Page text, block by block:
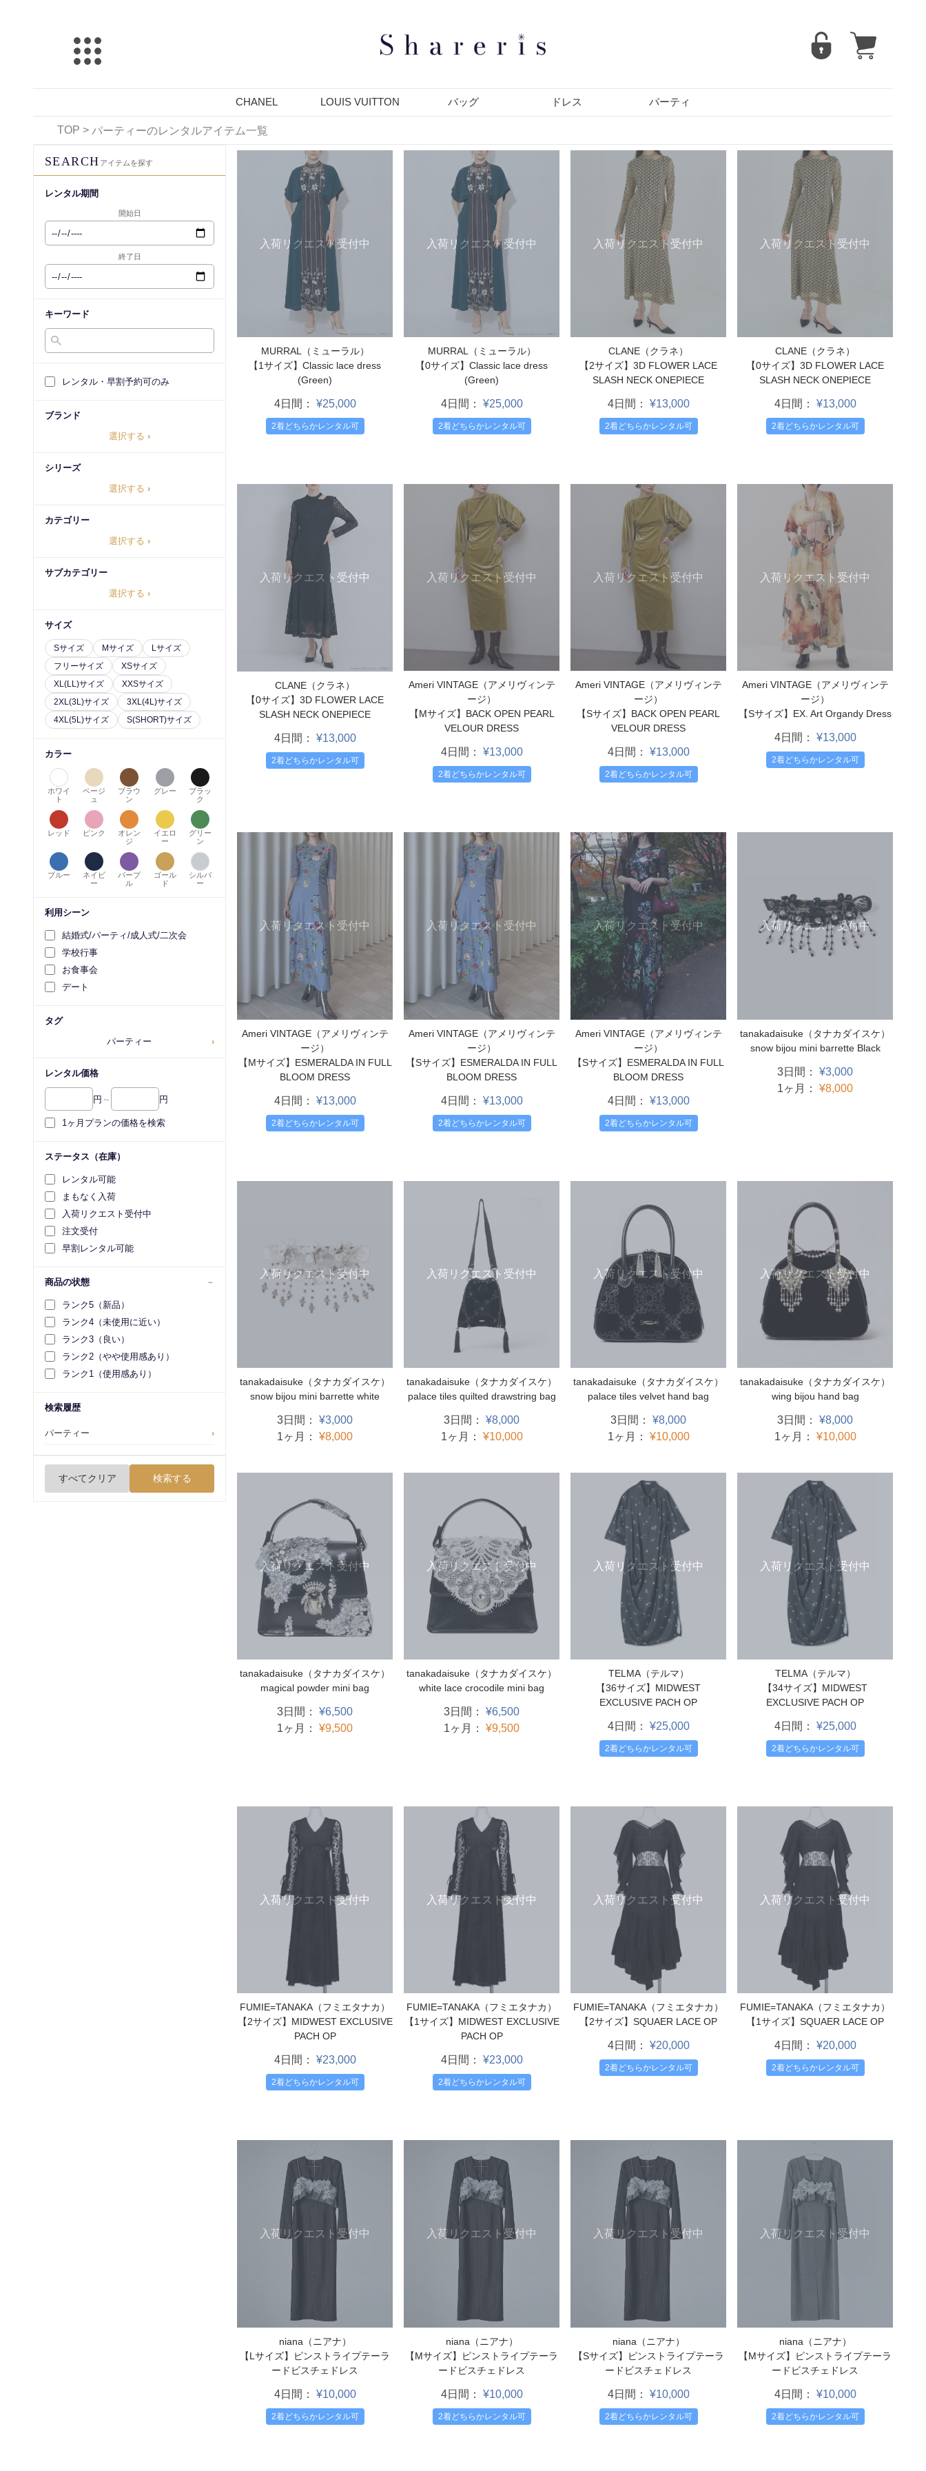
CHANEL LOUIS VUITTON バッグ ドレス パーティ
TOP > パーティーのレンタルアイテム一覧
SEARCH アイテムを探す
レンタル期間
開始日
終了日
キーワード
レンタル・早割予約可のみ
ブランド
選択する ›
シリーズ
選択する ›
カテゴリー
選択する ›
サブカテゴリー
選択する ›
サイズ
Sサイズ Mサイズ
Lサイズ
フリーサイズ
XSサイズ
XL(LL)サイズ
XXSサイズ
2XL(3L)サイズ
3XL(4L)サイズ
4XL(5L)サイズ
S(SHORT)サイズ
カラー
ホワイ
ト
ベージ
ュ
ブラウ
ン
グレー
ブラッ
ク
レッド ピンク
オレン
ジ
イエロ
ー
グリー
ン
ブルー
ネイビ
ー
パープ
ル
ゴール
ド
シルバ
ー
利用シーン
結婚式/パーティ/成人式/二次会
学校行事
お食事会
デート
タグ
パーティー
›
レンタル価格
円 ～ 円
1ヶ月プランの価格を検索
ステータス（在庫）
レンタル可能
まもなく入荷
入荷リクエスト受付中
注文受付
早割レンタル可能
商品の状態
ランク5（新品）
ランク4（未使用に近い）
ランク3（良い）
ランク2（やや使用感あり）
ランク1（使用感あり）
検索履歴
パーティー ›
すべてクリア 検索する
入荷リクエスト受付中
MURRAL（ミューラル）
【1サイズ】Classic lace dress
(Green)
4日間： ¥25,000
2着どちらかレンタル可
入荷リクエスト受付中
MURRAL（ミューラル）
【0サイズ】Classic lace dress
(Green)
4日間： ¥25,000
2着どちらかレンタル可
入荷リクエスト受付中
CLANE（クラネ）
【2サイズ】3D FLOWER LACE
SLASH NECK ONEPIECE
4日間： ¥13,000
2着どちらかレンタル可
入荷リクエスト受付中
CLANE（クラネ）
【0サイズ】3D FLOWER LACE
SLASH NECK ONEPIECE
4日間： ¥13,000
2着どちらかレンタル可
入荷リクエスト受付中
CLANE（クラネ）
【0サイズ】3D FLOWER LACE
SLASH NECK ONEPIECE
4日間： ¥13,000
2着どちらかレンタル可
入荷リクエスト受付中
Ameri VINTAGE（アメリヴィンテ
ージ）
【Mサイズ】BACK OPEN PEARL
VELOUR DRESS
4日間： ¥13,000
2着どちらかレンタル可
入荷リクエスト受付中
Ameri VINTAGE（アメリヴィンテ
ージ）
【Sサイズ】BACK OPEN PEARL
VELOUR DRESS
4日間： ¥13,000
2着どちらかレンタル可
入荷リクエスト受付中
Ameri VINTAGE（アメリヴィンテ
ージ）
【Sサイズ】EX. Art Organdy Dress
4日間： ¥13,000
2着どちらかレンタル可
入荷リクエスト受付中
Ameri VINTAGE（アメリヴィンテ
ージ）
【Mサイズ】ESMERALDA IN FULL
BLOOM DRESS
4日間： ¥13,000
2着どちらかレンタル可
入荷リクエスト受付中
Ameri VINTAGE（アメリヴィンテ
ージ）
【Sサイズ】ESMERALDA IN FULL
BLOOM DRESS
4日間： ¥13,000
2着どちらかレンタル可
入荷リクエスト受付中
Ameri VINTAGE（アメリヴィンテ
ージ）
【Sサイズ】ESMERALDA IN FULL
BLOOM DRESS
4日間： ¥13,000
2着どちらかレンタル可
入荷リクエスト受付中
tanakadaisuke（タナカダイスケ）
snow bijou mini barrette Black
3日間： ¥3,000
1ヶ月： ¥8,000
入荷リクエスト受付中
tanakadaisuke（タナカダイスケ）
snow bijou mini barrette white
3日間： ¥3,000
1ヶ月： ¥8,000
入荷リクエスト受付中
tanakadaisuke（タナカダイスケ）
palace tiles quilted drawstring bag
3日間： ¥8,000
1ヶ月： ¥10,000
入荷リクエスト受付中
tanakadaisuke（タナカダイスケ）
palace tiles velvet hand bag
3日間： ¥8,000
1ヶ月： ¥10,000
入荷リクエスト受付中
tanakadaisuke（タナカダイスケ）
wing bijou hand bag
3日間： ¥8,000
1ヶ月： ¥10,000
入荷リクエスト受付中
tanakadaisuke（タナカダイスケ）
magical powder mini bag
3日間： ¥6,500
1ヶ月： ¥9,500
入荷リクエスト受付中
tanakadaisuke（タナカダイスケ）
white lace crocodile mini bag
3日間： ¥6,500
1ヶ月： ¥9,500
入荷リクエスト受付中
TELMA（テルマ）
【36サイズ】MIDWEST
EXCLUSIVE PACH OP
4日間： ¥25,000
2着どちらかレンタル可
入荷リクエスト受付中
TELMA（テルマ）
【34サイズ】MIDWEST
EXCLUSIVE PACH OP
4日間： ¥25,000
2着どちらかレンタル可
入荷リクエスト受付中
FUMIE=TANAKA（フミエタナカ）
【2サイズ】MIDWEST EXCLUSIVE
PACH OP
4日間： ¥23,000
2着どちらかレンタル可
入荷リクエスト受付中
FUMIE=TANAKA（フミエタナカ）
【1サイズ】MIDWEST EXCLUSIVE
PACH OP
4日間： ¥23,000
2着どちらかレンタル可
入荷リクエスト受付中
FUMIE=TANAKA（フミエタナカ）
【2サイズ】SQUAER LACE OP
4日間： ¥20,000
2着どちらかレンタル可
入荷リクエスト受付中
FUMIE=TANAKA（フミエタナカ）
【1サイズ】SQUAER LACE OP
4日間： ¥20,000
2着どちらかレンタル可
入荷リクエスト受付中
niana（ニアナ）
【Lサイズ】ピンストライプテーラ
ードビスチェドレス
4日間： ¥10,000
2着どちらかレンタル可
入荷リクエスト受付中
niana（ニアナ）
【Mサイズ】ピンストライプテーラ
ードビスチェドレス
4日間： ¥10,000
2着どちらかレンタル可
入荷リクエスト受付中
niana（ニアナ）
【Sサイズ】ピンストライプテーラ
ードビスチェドレス
4日間： ¥10,000
2着どちらかレンタル可
入荷リクエスト受付中
niana（ニアナ）
【Mサイズ】ピンストライプテーラ
ードビスチェドレス
4日間： ¥10,000
2着どちらかレンタル可